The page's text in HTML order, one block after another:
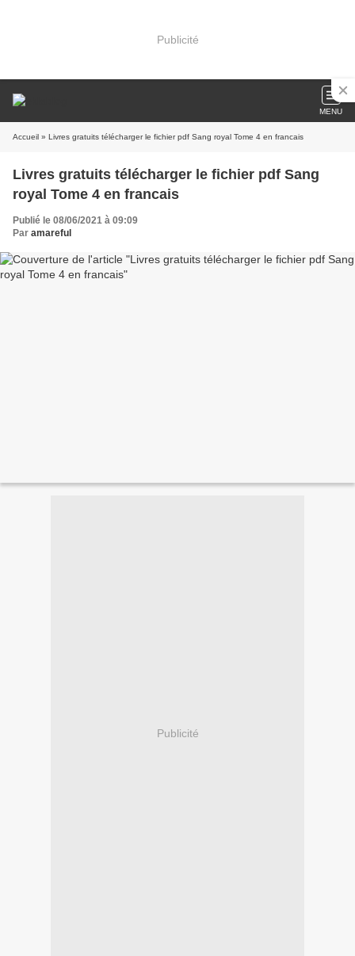
Publicité
MENU
Accueil » Livres gratuits télécharger le fichier pdf Sang royal Tome 4 en francais
Livres gratuits télécharger le fichier pdf Sang
royal Tome 4 en francais
Publié le 08/06/2021 à 09:09
Par amareful
Publicité